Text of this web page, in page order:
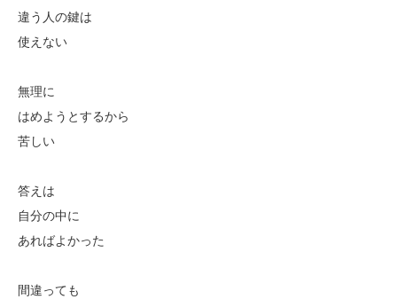
違う人の鍵は
使えない
無理に
はめようとするから
苦しい
答えは
自分の中に
あればよかった
間違っても